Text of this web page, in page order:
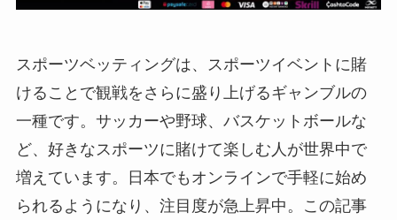
スポーツベッティングは、スポーツイベントに賭
けることで観戦をさらに盛り上げるギャンブルの
一種です。サッカーや野球、バスケットボールな
ど、好きなスポーツに賭けて楽しむ人が世界中で
増えています。日本でもオンラインで手軽に始め
られるようになり、注目度が急上昇中。この記事